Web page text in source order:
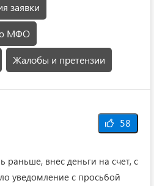
заявки
МФО
Жалобы и претензии
58
внес деньги на счет, с
уведомление с просьбой